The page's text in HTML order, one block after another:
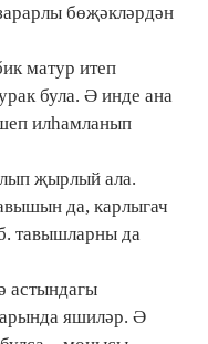
бөҗәкләрдән
матур итеп
була. Ә инде ана
илһамланып
җырлый ала.
да, карлыгач
тавышларны да
астындагы
яшиләр. Ә